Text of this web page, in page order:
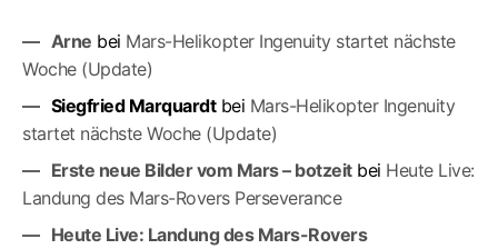
Arne bei Mars-Helikopter Ingenuity startet nächste
Woche (Update)
Siegfried Marquardtbei Mars-Helikopter Ingenuity
startet nächste Woche (Update)
Erste neue Bilder vom Mars – botzeitbei Heute Live:
Landung des Mars-Rovers Perseverance
Heute Live: Landung des Mars-Rovers